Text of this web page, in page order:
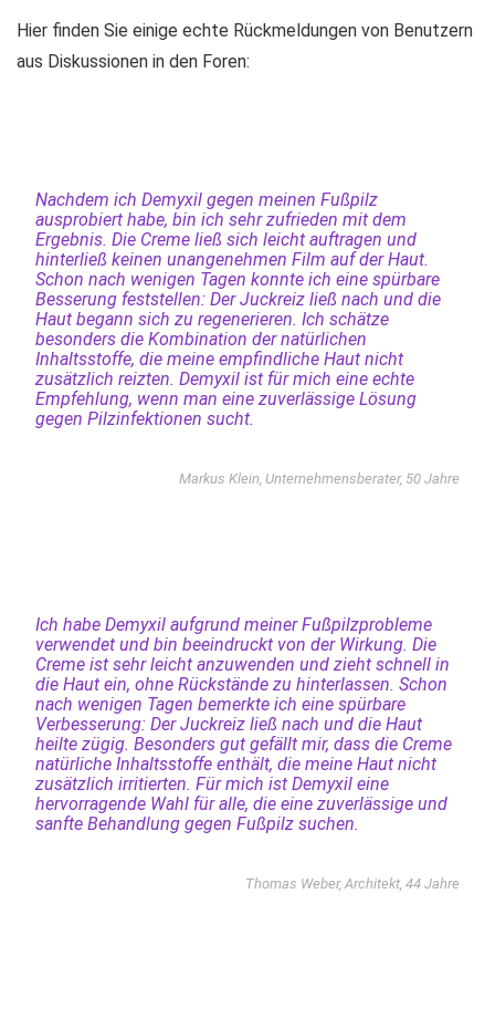
Hier finden Sie einige echte Rückmeldungen von Benutzern
aus Diskussionen in den Foren:
Nachdem ich Demyxil gegen meinen Fußpilz
ausprobiert habe, bin ich sehr zufrieden mit dem
Ergebnis. Die Creme ließ sich leicht auftragen und
hinterließ keinen unangenehmen Film auf der Haut.
Schon nach wenigen Tagen konnte ich eine spürbare
Besserung feststellen: Der Juckreiz ließ nach und die
Haut begann sich zu regenerieren. Ich schätze
besonders die Kombination der natürlichen
Inhaltsstoffe, die meine empfindliche Haut nicht
zusätzlich reizten. Demyxil ist für mich eine echte
Empfehlung, wenn man eine zuverlässige Lösung
gegen Pilzinfektionen sucht.
Markus Klein, Unternehmensberater, 50 Jahre
Ich habe Demyxil aufgrund meiner Fußpilzprobleme
verwendet und bin beeindruckt von der Wirkung. Die
Creme ist sehr leicht anzuwenden und zieht schnell in
die Haut ein, ohne Rückstände zu hinterlassen. Schon
nach wenigen Tagen bemerkte ich eine spürbare
Verbesserung: Der Juckreiz ließ nach und die Haut
heilte zügig. Besonders gut gefällt mir, dass die Creme
natürliche Inhaltsstoffe enthält, die meine Haut nicht
zusätzlich irritierten. Für mich ist Demyxil eine
hervorragende Wahl für alle, die eine zuverlässige und
sanfte Behandlung gegen Fußpilz suchen.
Thomas Weber, Architekt, 44 Jahre